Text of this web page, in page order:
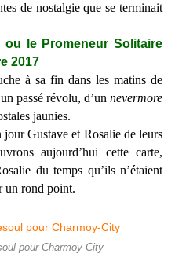
de nostalgie que se terminait
ou le Promeneur Solitaire
2017
à sa fin dans les matins de
passé révolu, d’un nevermore
jaunies.
Gustave et Rosalie de leurs
aujourd’hui cette carte,
du temps qu’ils n’étaient
un rond point.
pour Charmoy-City